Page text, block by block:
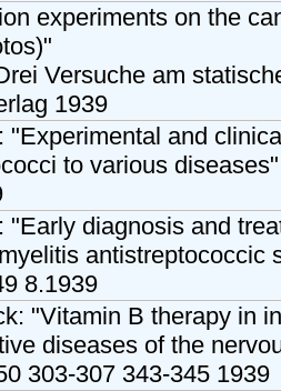
experiments on the
Versuche am
1939
"Experimental and
to various
"Early diagnosis and
antistreptococcic
8.1939
"Vitamin B therapy in
diseases of the
303-307 343-345 1939